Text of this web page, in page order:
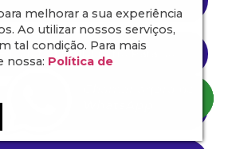
Esgoto Entupido no Paraíso
Esgoto Entupido no Piqueri
melhorar a sua experiência
Ao utilizar nossos serviços,
tal condição. Para mais
nossa: Política de